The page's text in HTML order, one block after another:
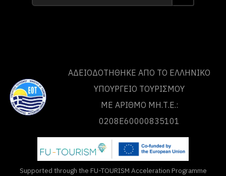
ΑΔΕΙΟΔΟΤΗΘΗΚΕ ΑΠΟ ΤO ΕΛΛΗΝΙΚΟ
ΥΠΟΥΡΓΕΙΟ ΤΟΥΡΙΣΜΟΥ
ΜΕ ΑΡΙΘΜΟ ΜΗ.Τ.Ε.:
0208Ε60000835101
Supported through the FU-TOURISM Acceleration Programme